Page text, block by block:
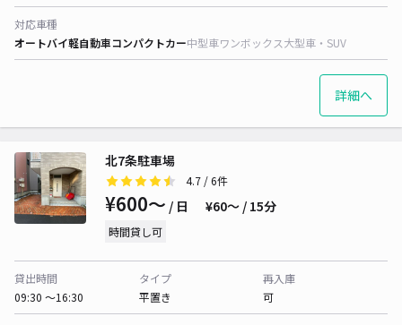
対応車種
オートバイ軽自動車コンパクトカー中型車ワンボックス大型車・SUV
詳細へ
北7条駐車場
4.7 / 6件
¥600〜 / 日 ¥60〜 / 15分
時間貸し可
貸出時間
09:30 〜16:30
タイプ
平置き
再入庫
可